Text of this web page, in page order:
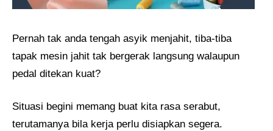
Pernah tak anda tengah asyik menjahit, tiba-tiba
tapak mesin jahit tak bergerak langsung walaupun
pedal ditekan kuat?
Situasi begini memang buat kita rasa serabut,
terutamanya bila kerja perlu disiapkan segera.